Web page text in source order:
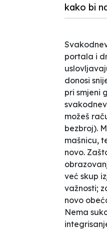
kako bi
portala i
donosi
pri smjeni
možeš
bezbroj).
mašnicu,
novo.
već skup
važnosti;
novo
Nema